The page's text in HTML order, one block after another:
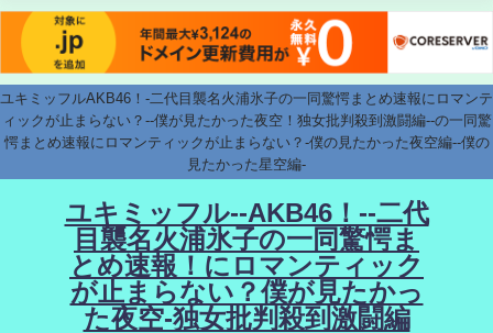
ユキミッフルAKB46！-二代目襲名火浦氷子の一同驚愕まとめ速報にロマンテ
ィックが止まらない？--僕が見たかった夜空！独女批判殺到激闘編--の一同驚
愕まとめ速報にロマンティックが止まらない？-僕の見たかった夜空編--僕の
見たかった星空編-
ユキミッフル--AKB46！--二代
目襲名火浦氷子の一同驚愕ま
とめ速報！にロマンティック
が止まらない？僕が見たかっ
た夜空-独女批判殺到激闘編